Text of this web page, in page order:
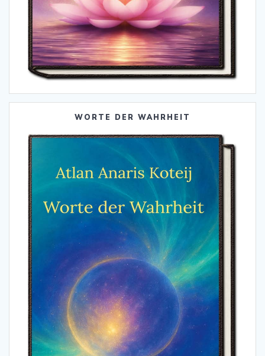
WORTE DER WAHRHEIT